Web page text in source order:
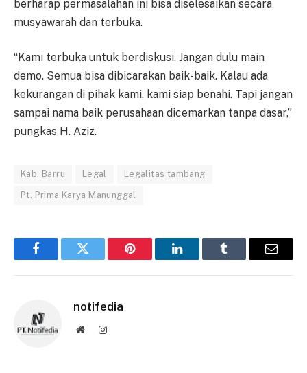
berharap permasalahan ini bisa diselesaikan secara
musyawarah dan terbuka.
“Kami terbuka untuk berdiskusi. Jangan dulu main
demo. Semua bisa dibicarakan baik-baik. Kalau ada
kekurangan di pihak kami, kami siap benahi. Tapi jangan
sampai nama baik perusahaan dicemarkan tanpa dasar,”
pungkas H. Aziz.
Kab. Barru Legal Legalitas tambang
Pt. Prima Karya Manunggal
FacebookTwitter Pinterest LinkedInTumblr Email
notifedia
WebsiteInstagram